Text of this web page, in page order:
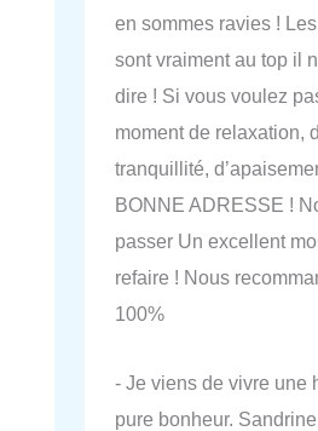
en sommes ravies !
sont vraiment au top il
dire ! Si vous voulez
moment de relaxation,
tranquillité,
BONNE ADRESSE !
passer Un excellent
refaire ! Nous
100%
- Je viens de vivre une
pure bonheur.